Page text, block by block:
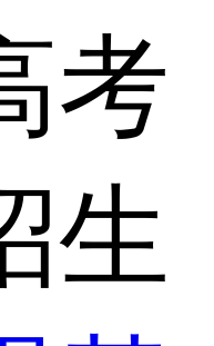
考
生